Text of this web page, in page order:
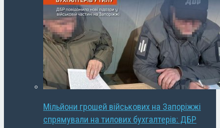
Мільйони грошей військових на Запоріжжі
спрямували на тилових бухгалтерів: ДБР